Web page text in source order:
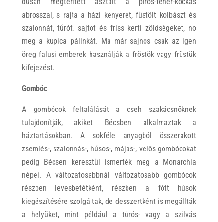
abrosszal, s rajta a házi kenyeret, füstölt kolbászt és
szalonnát, túrót, sajtot és friss kerti zöldségeket, no
meg a kupica pálinkát. Ma már sajnos csak az igen
öreg falusi emberek használják a fröstök vagy früstük
kifejezést.
Gombóc
A gombócok feltalálását a cseh szakácsnőknek
tulajdonítják, akiket Bécsben alkalmaztak a
háztartásokban. A sokféle anyagból összerakott
zsemlés-, szalonnás-, húsos-, májas-, velős gombócokat
pedig Bécsen keresztül ismerték meg a Monarchia
népei. A változatosabbnál változatosabb gombócok
részben levesbetétként, részben a főtt húsok
kiegészítésére szolgáltak, de desszertként is megállták
a helyüket, mint például a túrós- vagy a szilvás